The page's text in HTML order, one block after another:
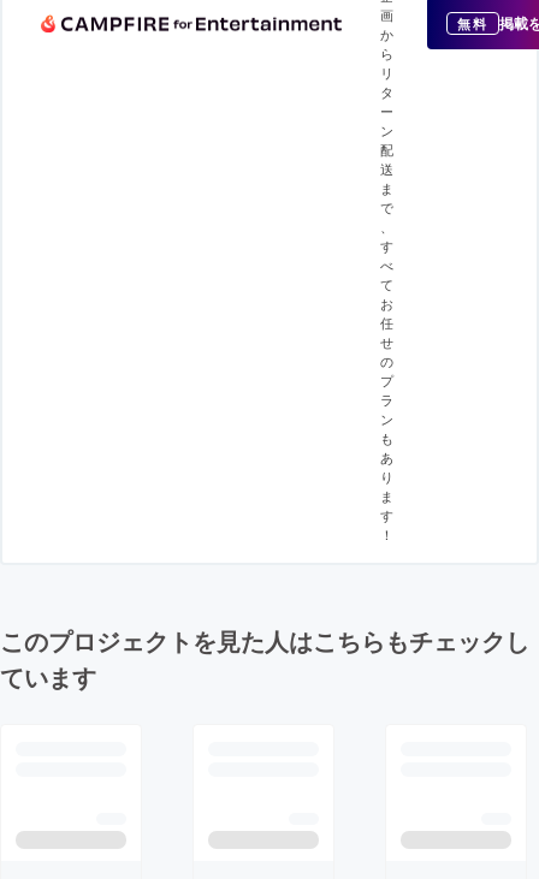
画
か
ら
リ
タ
ー
ン
配
送
ま
で
、
す
べ
て
お
任
せ
の
プ
ラ
ン
も
あ
り
ま
す
！
無料 掲載
このプロジェクトを見た人はこちらもチェックし
ています